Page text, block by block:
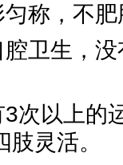
称，不肥
卫生，
次以上的
灵活。